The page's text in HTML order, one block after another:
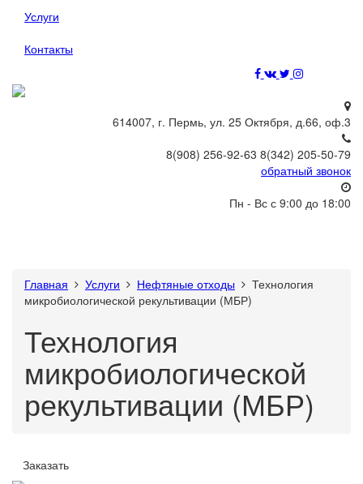
Услуги
Контакты
614007, г. Пермь, ул. 25 Октября, д.66, оф.3
8(908) 256-92-63 8(342) 205-50-79
обратный звонок
Пн - Вс с 9:00 до 18:00
Главная Услуги Нефтяные отходы
Технология
микробиологической рекультивации (МБР)
Технология
микробиологической
рекультивации (МБР)
Заказать